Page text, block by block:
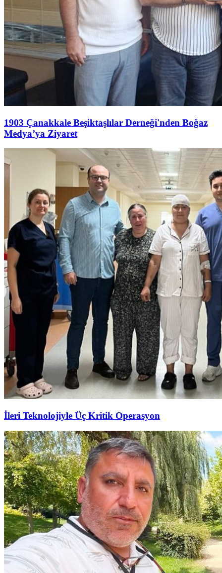
1903 Çanakkale Beşiktaşlılar Derneği'nden Boğaz
Medya’ya Ziyaret
İleri Teknolojiyle Üç Kritik Operasyon